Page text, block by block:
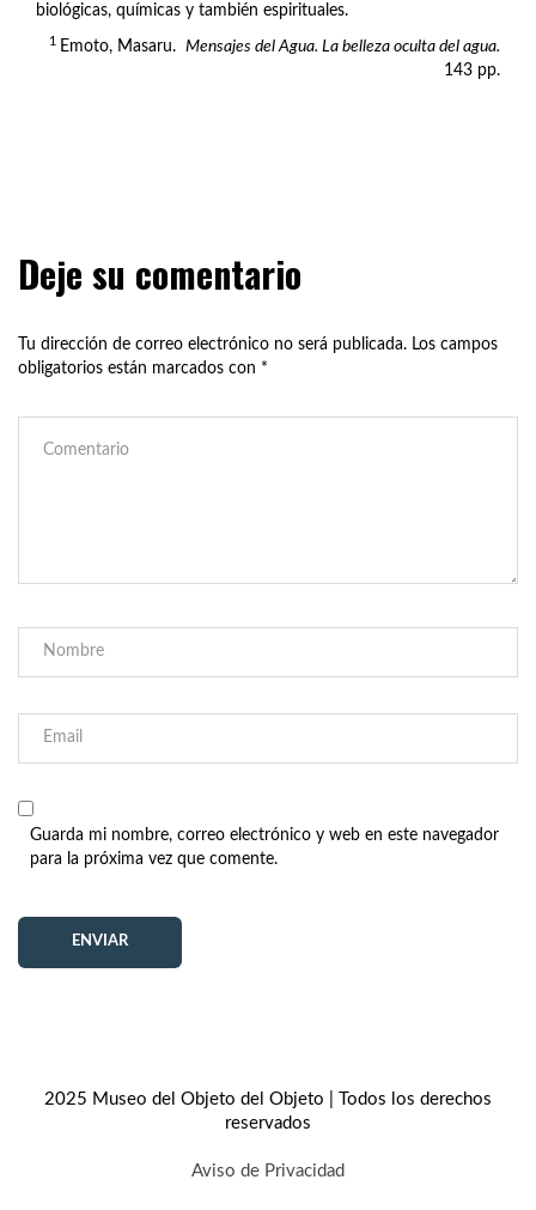
biológicas, químicas y también espirituales.
1 Emoto, Masaru. Mensajes del Agua. La belleza oculta del agua.
143 pp.
Deje su comentario
Tu dirección de correo electrónico no será publicada. Los campos
obligatorios están marcados con *
Guarda mi nombre, correo electrónico y web en este navegador
para la próxima vez que comente.
2025 Museo del Objeto del Objeto | Todos los derechos
reservados
Aviso de Privacidad